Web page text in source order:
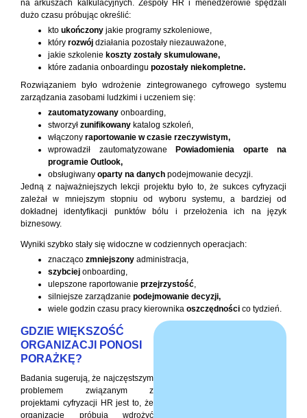
na arkuszach kalkulacyjnych. Zespoły HR i menedżerowie spędzali
dużo czasu próbując określić:
kto ukończony jakie programy szkoleniowe,
który rozwój działania pozostały niezauważone,
jakie szkolenie koszty zostały skumulowane,
które zadania onboardingu pozostały niekompletne.
Rozwiązaniem było wdrożenie zintegrowanego cyfrowego systemu
zarządzania zasobami ludzkimi i uczeniem się:
zautomatyzowany onboarding,
stworzył zunifikowany katalog szkoleń,
włączony raportowanie w czasie rzeczywistym,
wprowadził zautomatyzowane Powiadomienia oparte na
programie Outlook,
obsługiwany oparty na danych podejmowanie decyzji.
Jedną z najważniejszych lekcji projektu było to, że sukces cyfryzacji
zależał w mniejszym stopniu od wyboru systemu, a bardziej od
dokładnej identyfikacji punktów bólu i przełożenia ich na język
biznesowy.
Wyniki szybko stały się widoczne w codziennych operacjach:
znacząco zmniejszony administracja,
szybciej onboarding,
ulepszone raportowanie przejrzystość,
silniejsze zarządzanie podejmowanie decyzji,
wiele godzin czasu pracy kierownika oszczędności co tydzień.
GDZIE WIĘKSZOŚĆ
ORGANIZACJI PONOSI
PORAŻKĘ?
Badania sugerują, że najczęstszym
problemem związanym z
projektami cyfryzacji HR jest to, że
organizacje próbują wdrożyć